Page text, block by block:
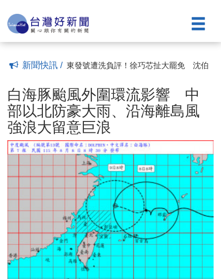
新聞快訊 /
遺憾：真相或許不會很快被看見，但也永
不消失
慈濟採購新冠疫苗遭騙10.6億元 民進
黨：要求藍白政治人物為當年詆毀防疫團
隊道歉(16:30)
中颱白海豚海警發布 對台灣北部海面將
構成威脅(14:58)
雙十連假離島機票 8/10上午9時開放訂位
警(10:57)
東發號遭洗負評！徐巧芯扯大罷免 沈伯
大雨、沿海離島風強浪大留意巨浪(10:59)
美公布多晶矽232關稅 政院：台美已簽
投資MOU，相關產品適用相關優惠待遇
(22:07)
買BNT疫苗遭詐10.6億元被控態度消極
慈濟託律師再聲明：採取必要法律措施捍
衛捐款大眾權益
東海大學生物科技與應用微生物領域奪全
球第28名 並榮登全台第一
慈濟採購BNT疫苗遭詐10.6億元 陳時中
遺憾：真相或許不會很快被看見，但也永
不消失(20:30)
慈濟採購新冠疫苗遭騙10.6億元 民進
黨：要求藍白政治人物為當年詆毀防疫團
隊道歉(16:30)
中颱白海豚海警發布 對台灣北部海面將
構成威脅(14:58)
雙十連假離島機票 8/10上午9時開放訂位
(12:26)
中颱白海豚逼近 氣象署預計14：30發海
警(10:57)
東發號遭洗負評！徐巧芯扯大罷免 沈伯
洋嗆「別亂貼青鳥標籤」(21:58)
白海豚颱風外圍環流影響 中
部以北防豪大雨、沿海離島風
強浪大留意巨浪